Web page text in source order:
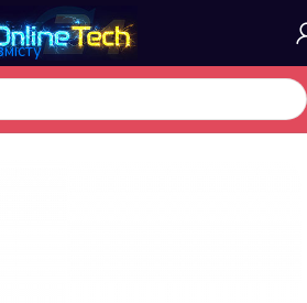
/Гирі, Штанги, Гантелі